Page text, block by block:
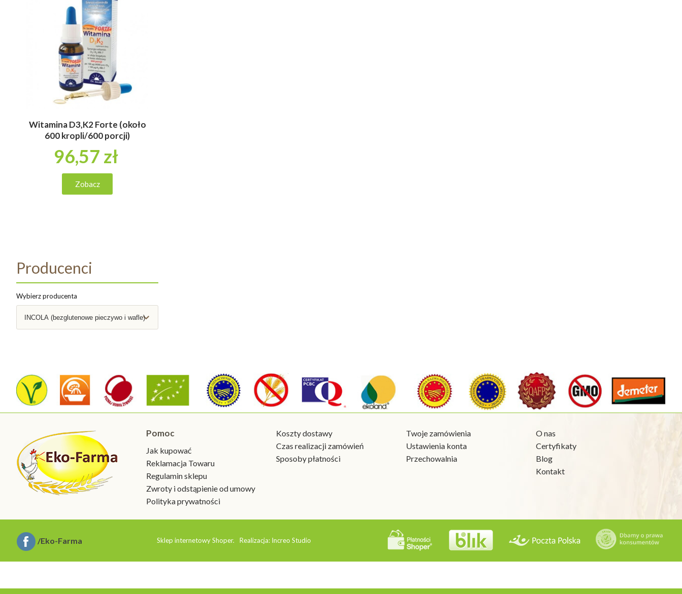
Witamina D3,K2 Forte (około
600 kropli/600 porcji)
bioaktywny nie ma alergenów
sojowych
96,57 zł
Zobacz
Producenci
Wybierz producenta
Pomoc
Jak kupować
Reklamacja Towaru
Regulamin sklepu
Zwroty i odstąpienie od umowy
Polityka prywatności
Koszty dostawy
Czas realizacji zamówień
Sposoby płatności
Twoje zamówienia
Ustawienia konta
Przechowalnia
O nas
Certyfikaty
Blog
Kontakt
/Eko-Farma Sklep internetowy Shoper. Realizacja: Increo Studio